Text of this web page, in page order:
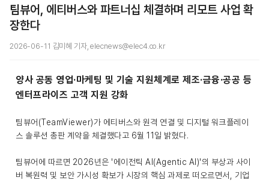
팀뷰어, 에티버스와 파트너십 체결하며 리모트 사업 확
장한다
2026-06-11 김미혜 기자, elecnews@elec4.co.kr
양사 공동 영업·마케팅 및 기술 지원체계로 제조·금융·공공 등
엔터프라이즈 고객 지원 강화
팀뷰어(TeamViewer)가 에티버스와 원격 연결 및 디지털 워크플레이
스 솔루션 총판 계약을 체결했다고 6월 11일 밝혔다.
팀뷰어에 따르면 2026년은 '에이전틱 AI(Agentic AI)'의 부상과 사이
버 복원력 및 보안 가시성 확보가 시장의 핵심 과제로 떠오르면서, 기업